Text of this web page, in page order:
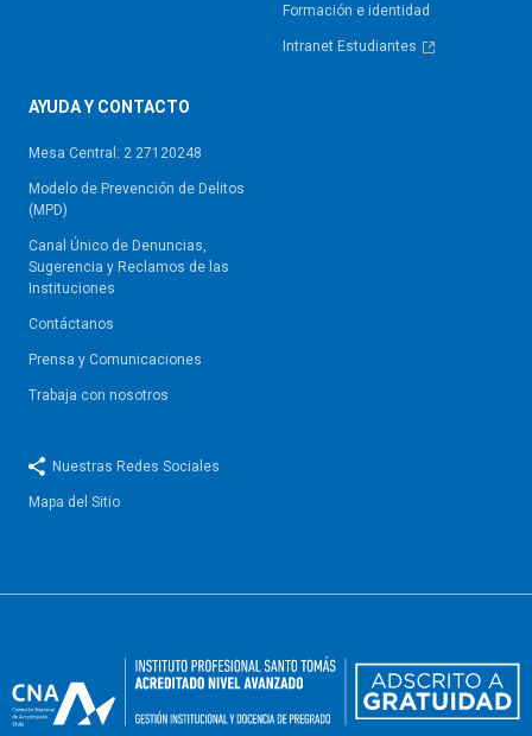
Formación e identidad
Intranet Estudiantes
AYUDA Y CONTACTO
Mesa Central: 2 27120248
Modelo de Prevención de Delitos
(MPD)
Canal Único de Denuncias,
Sugerencia y Reclamos de las
Instituciones
Contáctanos
Prensa y Comunicaciones
Trabaja con nosotros
Nuestras Redes Sociales
Mapa del Sitio